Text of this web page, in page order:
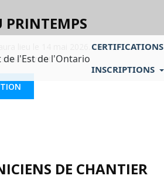
CERTIFICATIONS
INSCRIPTIONS
PRINTEMPS
maintenant.
DE CHANTIER